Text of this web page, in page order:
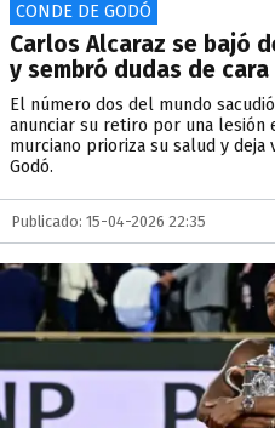
CONDE DE GODÓ
Carlos Alcaraz se bajó
y sembró dudas de
El número dos del mundo
anunciar su retiro por una lesión
murciano prioriza su salud y
Godó.
Publicado: 15-04-2026 22:35